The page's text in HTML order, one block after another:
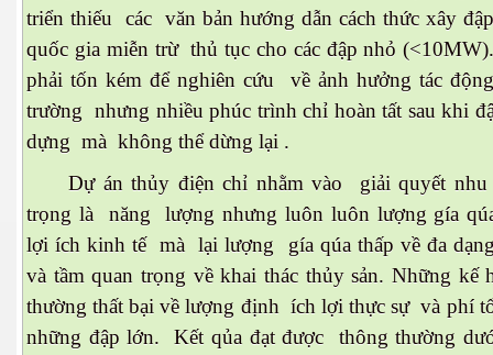
triển thiếu các văn bản hướng dẫn cách thức xây
quốc gia miễn trừ thủ tục cho các đập nhỏ
phải tốn kém để nghiên cứu về ảnh hưởng tác
trường nhưng nhiều phúc trình chỉ hoàn tất sau khi
dựng mà không thể dừng lại .
Dự án thủy điện chỉ nhằm vào giải quyết nhu
trọng là năng lượng nhưng luôn luôn lượng gía
lợi ích kinh tế mà lại lượng gía qúa thấp về đa
và tầm quan trọng về khai thác thủy sản. Những kế
thường thất bại về lượng định ích lợi thực sự và phí
những đập lớn. Kết qủa đạt được thông thường